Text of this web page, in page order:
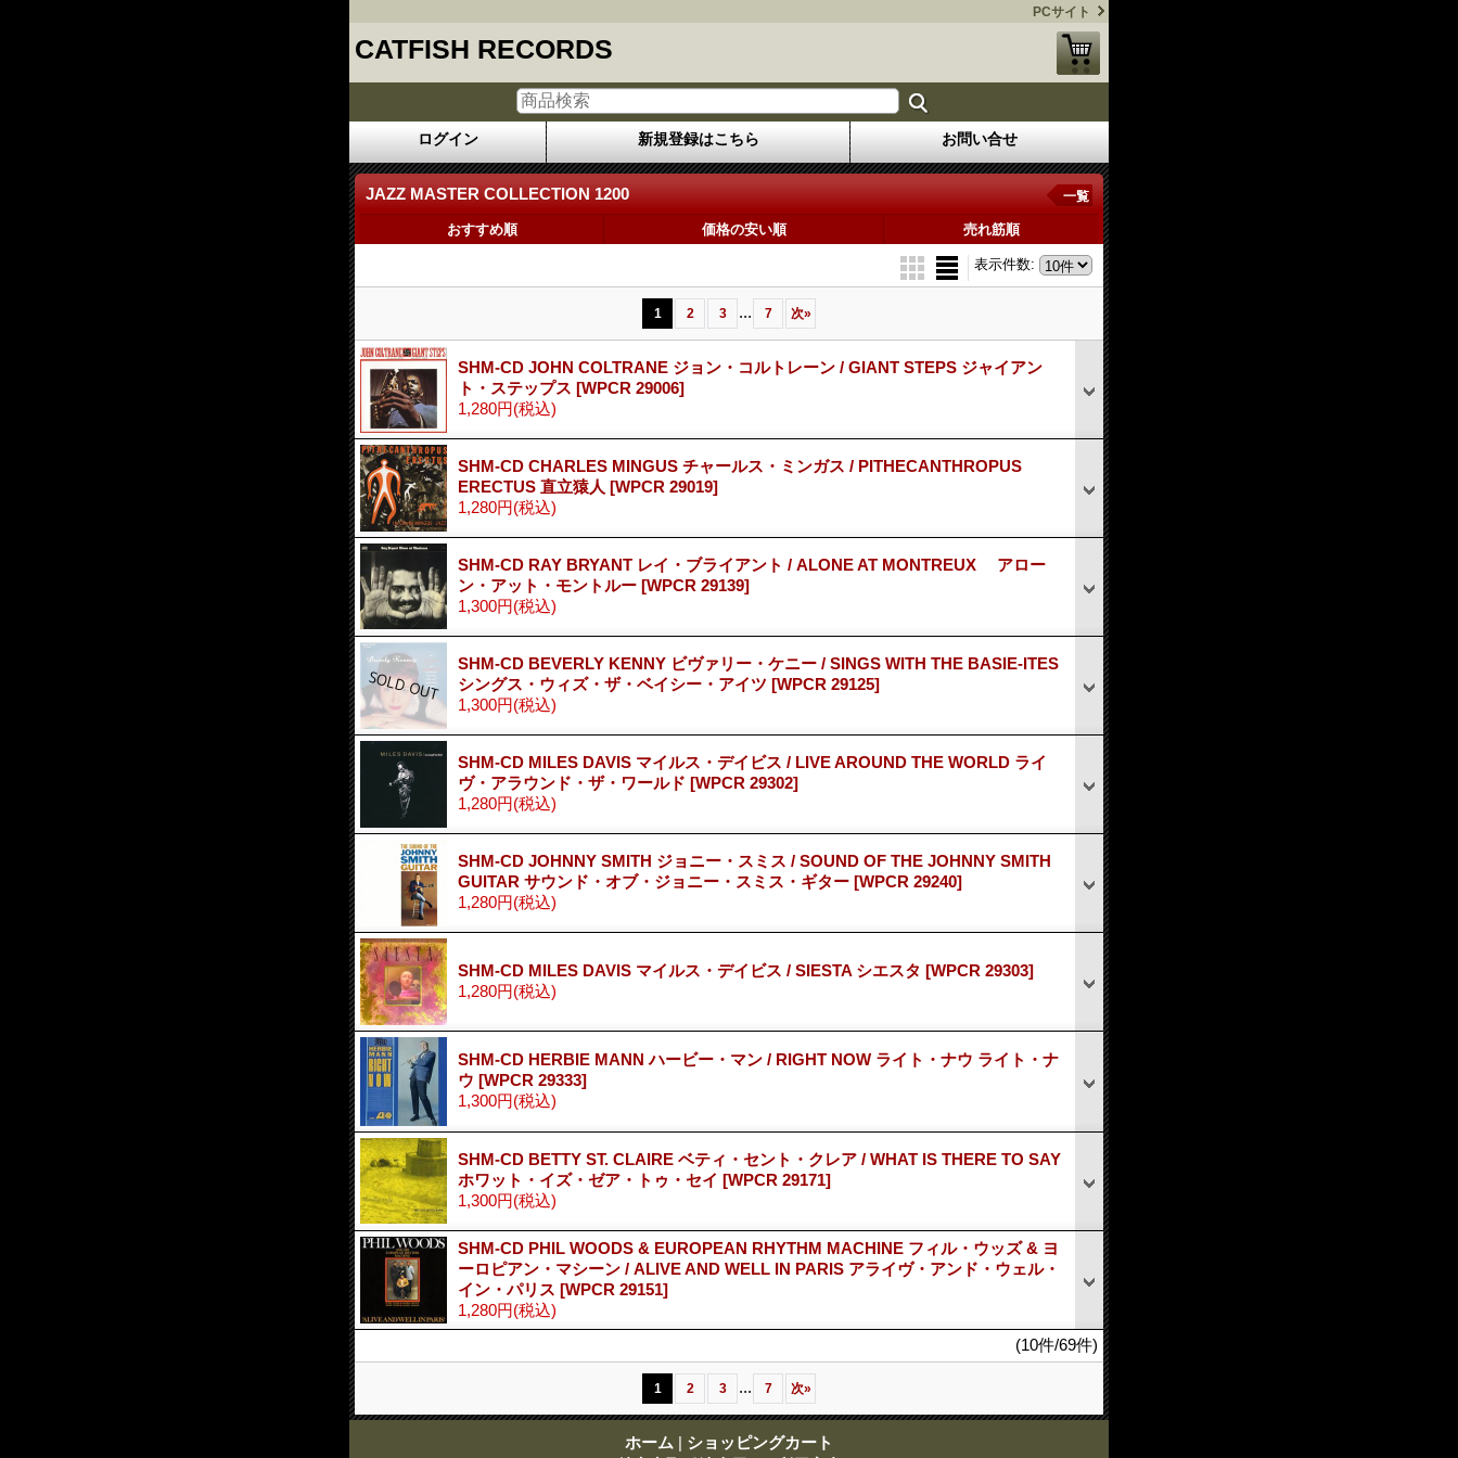
PCサイト
CATFISH RECORDS
ログイン 新規登録はこちら お問い合せ
JAZZ MASTER COLLECTION 1200 一覧
おすすめ順 価格の安い順 売れ筋順
表示件数:
1 2 3 ... 7 次»
SHM-CD JOHN COLTRANE ジョン・コルトレーン / GIANT STEPS ジャイアン
ト・ステップス [WPCR 29006]
1,280円(税込)
SHM-CD CHARLES MINGUS チャールス・ミンガス / PITHECANTHROPUS
ERECTUS 直立猿人 [WPCR 29019]
1,280円(税込)
SHM-CD RAY BRYANT レイ・ブライアント / ALONE AT MONTREUX アロー
ン・アット・モントルー [WPCR 29139]
1,300円(税込)
SHM-CD BEVERLY KENNY ビヴァリー・ケニー / SINGS WITH THE BASIE-ITES
シングス・ウィズ・ザ・ベイシー・アイツ [WPCR 29125]
1,300円(税込)
SHM-CD MILES DAVIS マイルス・デイビス / LIVE AROUND THE WORLD ライ
ヴ・アラウンド・ザ・ワールド [WPCR 29302]
1,280円(税込)
SHM-CD JOHNNY SMITH ジョニー・スミス / SOUND OF THE JOHNNY SMITH
GUITAR サウンド・オブ・ジョニー・スミス・ギター [WPCR 29240]
1,280円(税込)
SHM-CD MILES DAVIS マイルス・デイビス / SIESTA シエスタ [WPCR 29303]
1,280円(税込)
SHM-CD HERBIE MANN ハービー・マン / RIGHT NOW ライト・ナウ ライト・ナ
ウ [WPCR 29333]
1,300円(税込)
SHM-CD BETTY ST. CLAIRE ベティ・セント・クレア / WHAT IS THERE TO SAY
ホワット・イズ・ゼア・トゥ・セイ [WPCR 29171]
1,300円(税込)
SHM-CD PHIL WOODS & EUROPEAN RHYTHM MACHINE フィル・ウッズ & ヨ
ーロピアン・マシーン / ALIVE AND WELL IN PARIS アライヴ・アンド・ウェル・
イン・パリス [WPCR 29151]
1,280円(税込)
(10件/69件)
1 2 3 ... 7 次»
ホーム | ショッピングカート